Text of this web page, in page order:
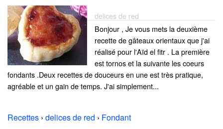
delices de red
Bonjour , Je vous mets la deuxième
recette de gâteaux orientaux que j'ai
réalisé pour l'Aïd el fitr . La première
est tornos et la suivante les coeurs
fondants .Deux recettes de douceurs en une est très pratique,
agréable et un gain de temps. J'ai simplement...
Recettes › delices de red › Fondant